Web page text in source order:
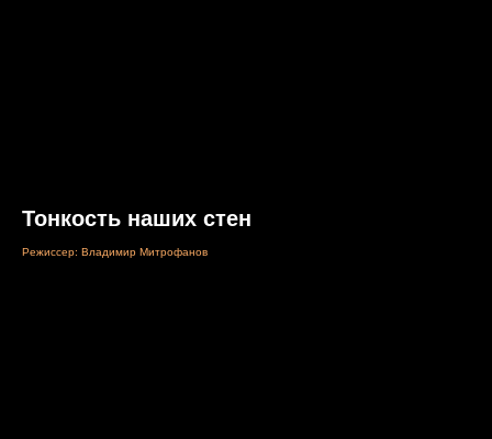
Тонкость наших стен
Режиссер: Владимир Митрофанов